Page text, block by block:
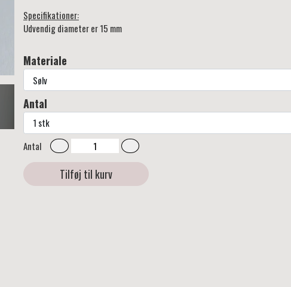
Specifikationer:
Udvendig diameter er 15 mm
Materiale
Antal
Antal
Tilføj til kurv